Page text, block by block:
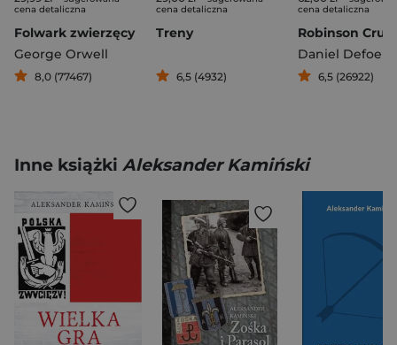
cena detaliczna
Folwark zwierzęcy
George Orwell
8,0 (77467)
cena detaliczna
Treny
6,5 (4932)
cena detaliczna
Robinson
Daniel Defoe
6,5 (26922)
Inne książki Aleksander Kamiński